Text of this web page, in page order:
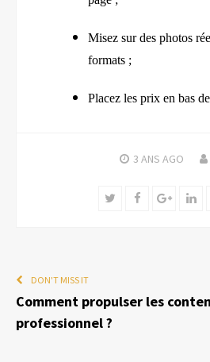
Misez sur des photos
formats ;
Placez les prix en bas
3 ANS AGO
TwitterFacebookGoogle+
DON'T MISS IT
Comment propulser les
professionnel ?